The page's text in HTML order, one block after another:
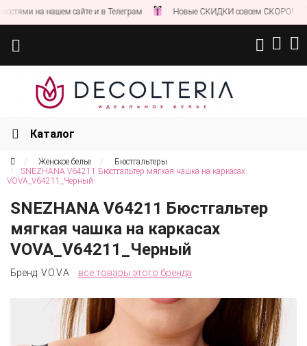
на нашем сайте и в Телеграм Новые СКИДКИ совсем СКОРО!
Каталог
Женское белье
Бюстгальтеры
SNEZHANA V64211 Бюстгальтер мягкая чашка на каркасах
VOVA_V64211_Черный
SNEZHANA V64211 Бюстгальтер
мягкая чашка на каркасах
VOVA_V64211_Черный
Бренд: V.O.V.A все товары этого бренда